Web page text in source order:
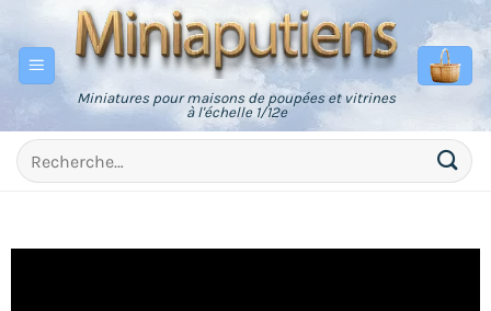
au
contenu
Miniatures pour maisons de poupées et vitrines
à l'échelle 1/12e
Recherche
pour :